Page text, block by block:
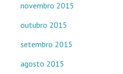
novembro 2015
outubro 2015
setembro 2015
agosto 2015